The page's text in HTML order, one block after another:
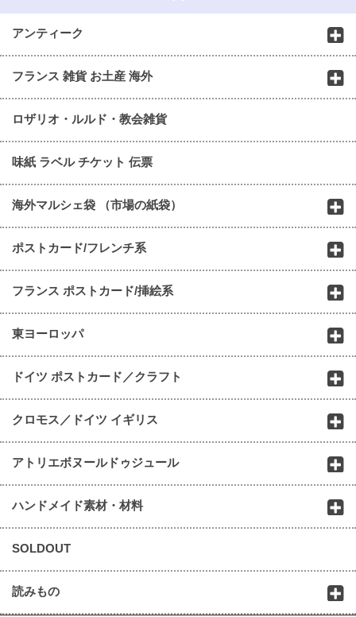
アンティーク
フランス 雑貨 お土産 海外
ロザリオ・ルルド・教会雑貨
味紙 ラベル チケット 伝票
海外マルシェ袋 （市場の紙袋）
ポストカード/フレンチ系
フランス ポストカード/挿絵系
東ヨーロッパ
ドイツ ポストカード／クラフト
クロモス／ドイツ イギリス
アトリエボヌールドゥジュール
ハンドメイド素材・材料
SOLDOUT
読みもの